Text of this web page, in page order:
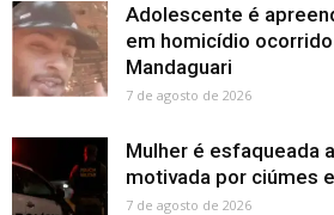
Adolescente é
em homicídio
Mandaguari
7 de agosto de 2026
Mulher é esfaqueada
motivada por ciúmes
7 de agosto de 2026